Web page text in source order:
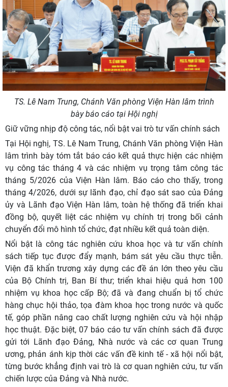
TS. Lê Nam Trung, Chánh Văn phòng Viện Hàn lâm trình
bày báo cáo tại Hội nghị
Giữ vững nhịp độ công tác, nổi bật vai trò tư vấn chính sách
Tại Hội nghị, TS. Lê Nam Trung, Chánh Văn phòng Viện Hàn
lâm trình bày tóm tắt báo cáo kết quả thực hiện các nhiệm
vụ công tác tháng 4 và các nhiệm vụ trọng tâm công tác
tháng 5/2026 của Viện Hàn lâm. Báo cáo cho thấy, trong
tháng 4/2026, dưới sự lãnh đạo, chỉ đạo sát sao của Đảng
ủy và Lãnh đạo Viện Hàn lâm, toàn hệ thống đã triển khai
đồng bộ, quyết liệt các nhiệm vụ chính trị trong bối cảnh
chuyển đổi mô hình tổ chức, đạt nhiều kết quả toàn diện.
Nổi bật là công tác nghiên cứu khoa học và tư vấn chính
sách tiếp tục được đẩy mạnh, bám sát yêu cầu thực tiễn.
Viện đã khẩn trương xây dựng các đề án lớn theo yêu cầu
của Bộ Chính trị, Ban Bí thư; triển khai hiệu quả hơn 100
nhiệm vụ khoa học cấp Bộ; đã và đang chuẩn bị tổ chức
hàng chục hội thảo, tọa đàm khoa học trong nước và quốc
tế, góp phần nâng cao chất lượng nghiên cứu và hội nhập
học thuật. Đặc biệt, 07 báo cáo tư vấn chính sách đã được
gửi tới Lãnh đạo Đảng, Nhà nước và các cơ quan Trung
ương, phản ánh kịp thời các vấn đề kinh tế - xã hội nổi bật,
từng bước khẳng định vai trò là cơ quan nghiên cứu, tư vấn
chiến lược của Đảng và Nhà nước.